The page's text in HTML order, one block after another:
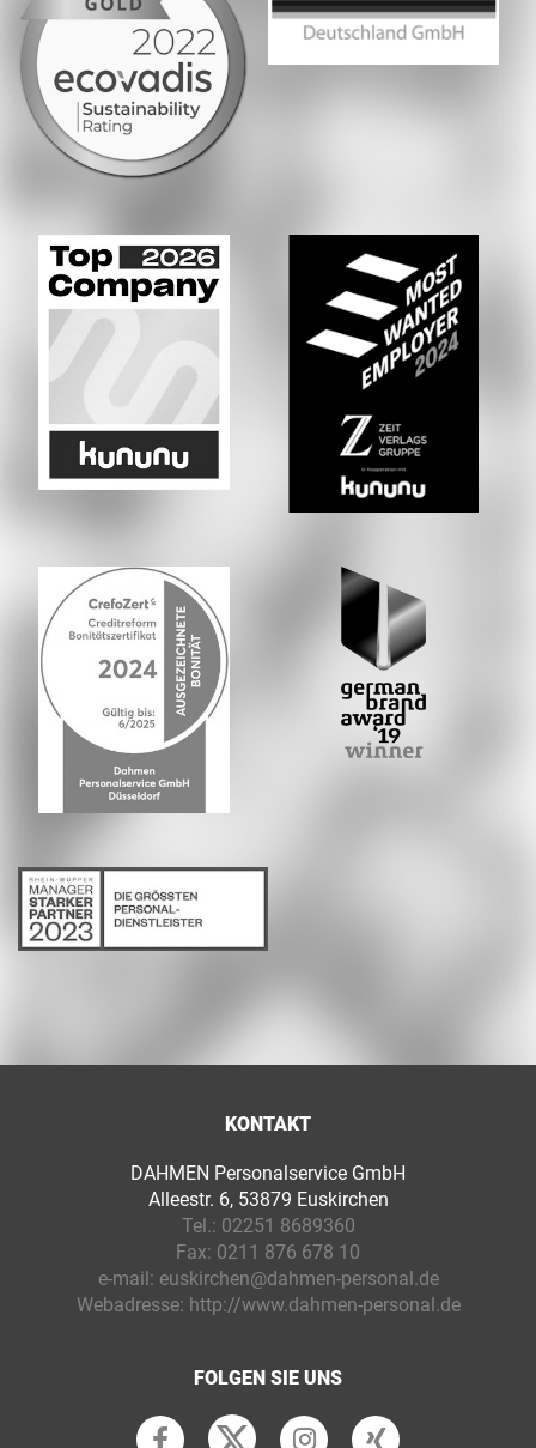
KONTAKT
DAHMEN Personalservice GmbH
Alleestr. 6, 53879 Euskirchen
Tel.: 02251 8689360
Fax: 0211 876 678 10
e-mail: euskirchen@dahmen-personal.de
Webadresse: http://www.dahmen-personal.de
FOLGEN SIE UNS